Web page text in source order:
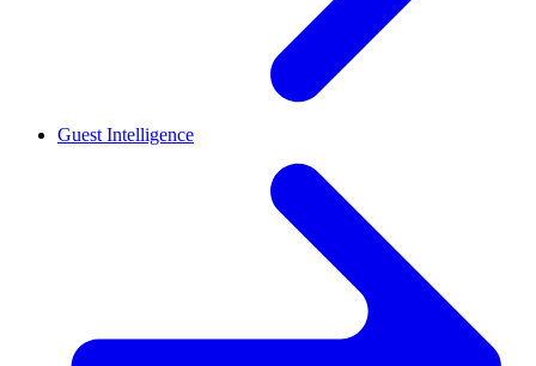
Guest Intelligence